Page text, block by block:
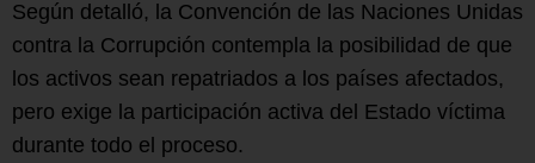
Según detalló, la Convención de las Naciones Unidas
contra la Corrupción contempla la posibilidad de que
los activos sean repatriados a los países afectados,
pero exige la participación activa del Estado víctima
durante todo el proceso.